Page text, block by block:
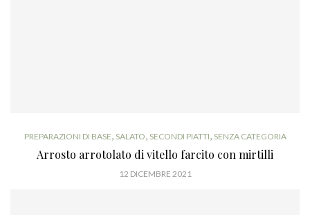
PREPARAZIONI DI BASE, SALATO, SECONDI PIATTI, SENZA CATEGORIA
Arrosto arrotolato di vitello farcito con mirtilli
12 DICEMBRE 2021